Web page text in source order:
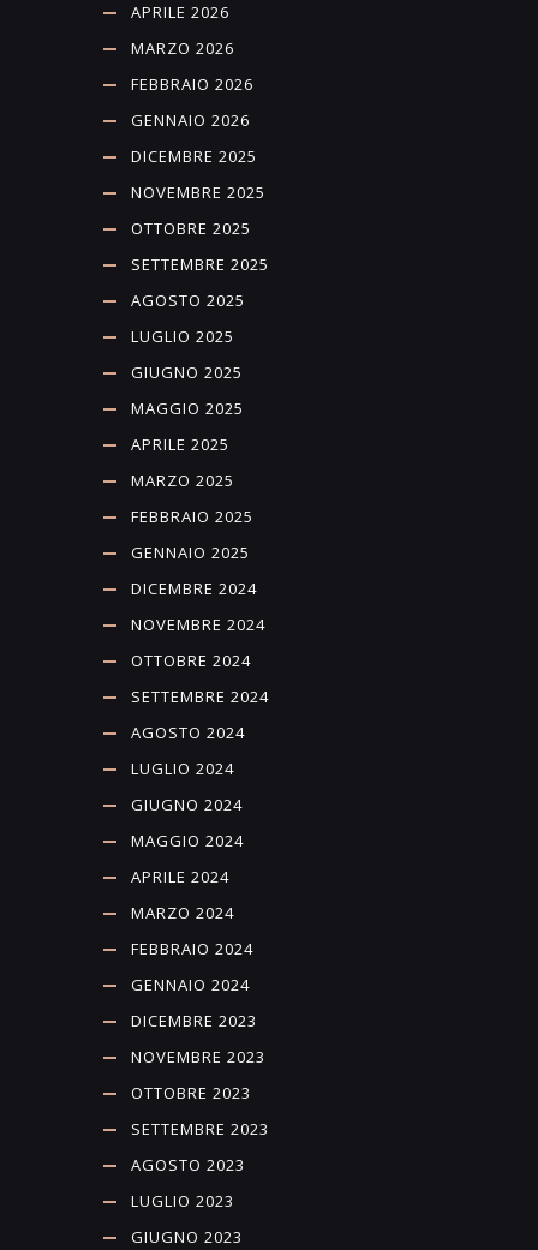
APRILE 2026
MARZO 2026
FEBBRAIO 2026
GENNAIO 2026
DICEMBRE 2025
NOVEMBRE 2025
OTTOBRE 2025
SETTEMBRE 2025
AGOSTO 2025
LUGLIO 2025
GIUGNO 2025
MAGGIO 2025
APRILE 2025
MARZO 2025
FEBBRAIO 2025
GENNAIO 2025
DICEMBRE 2024
NOVEMBRE 2024
OTTOBRE 2024
SETTEMBRE 2024
AGOSTO 2024
LUGLIO 2024
GIUGNO 2024
MAGGIO 2024
APRILE 2024
MARZO 2024
FEBBRAIO 2024
GENNAIO 2024
DICEMBRE 2023
NOVEMBRE 2023
OTTOBRE 2023
SETTEMBRE 2023
AGOSTO 2023
LUGLIO 2023
GIUGNO 2023